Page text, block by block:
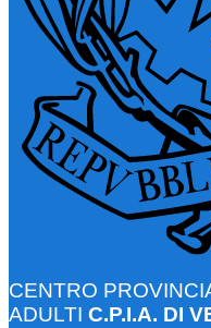
CENTRO
ADULTI C.P.I.A. DI